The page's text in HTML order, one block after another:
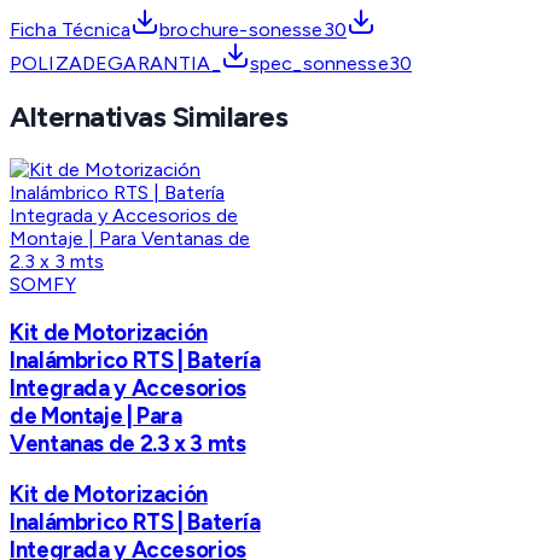
Ficha Técnica
brochure-sonesse30
POLIZADEGARANTIA_
spec_sonnesse30
Alternativas Similares
SOMFY
Kit de Motorización
Inalámbrico RTS | Batería
Integrada y Accesorios
de Montaje | Para
Ventanas de 2.3 x 3 mts
Kit de Motorización
Inalámbrico RTS | Batería
Integrada y Accesorios